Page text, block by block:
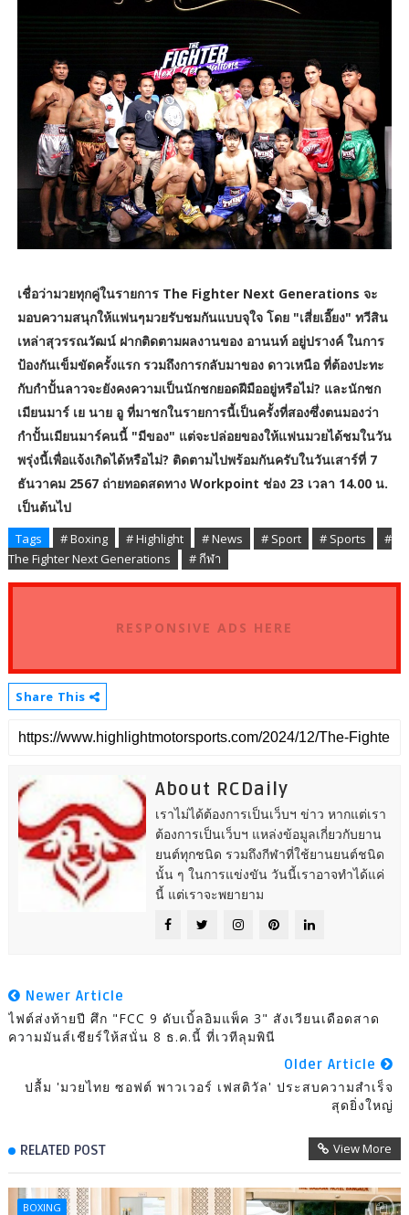
เชื่อว่ามวยทุกคู่ในรายการ The Fighter Next Generations จะ
มอบความสนุกให้แฟนๆมวยรับชมกันแบบจุใจ โดย "เสี่ยเอี๊ยง" ทวีสิน
เหล่าสุวรรณวัฒน์ ฝากติดตามผลงานของ อานนท์ อยู่ปรางค์ ในการ
ป้องกันเข็มขัดครั้งแรก รวมถึงการกลับมาของ ดาวเหนือ ที่ต้องปะทะ
กับกำปั้นลาวจะยังคงความเป็นนักชกยอดฝีมืออยู่หรือไม่? และนักชก
เมียนมาร์ เย นาย อู ที่มาชกในรายการนี้เป็นครั้งที่สองซึ่งตนมองว่า
กำปั้นเมียนมาร์คนนี้ "มีของ" แต่จะปล่อยของให้แฟนมวยได้ชมในวัน
พรุ่งนี้เพื่อแจ้งเกิดได้หรือไม่? ติดตามไปพร้อมกันครับในวันเสาร์ที่ 7
ธันวาคม 2567 ถ่ายทอดสดทาง Workpoint ช่อง 23 เวลา 14.00 น.
เป็นต้นไป
Tags # Boxing # Highlight # News # Sport # Sports
#
The Fighter Next Generations
# กีฬา
RESPONSIVE ADS HERE
Share This
About RCDaily
เราไม่ได้ต้องการเป็นเว็บฯ ข่าว หากแต่เรา
ต้องการเป็นเว็บฯ แหล่งข้อมูลเกี่ยวกับยาน
ยนต์ทุกชนิด รวมถึงกีฬาที่ใช้ยานยนต์ชนิด
นั้น ๆ ในการแข่งขัน วันนี้เราอาจทำได้แค่
นี้ แต่เราจะพยายาม
Newer Article
ไฟต์ส่งท้ายปี ศึก "FCC 9 ดับเบิ้ลอิมแพ็ค 3" สังเวียนเดือดสาด
ความมันส์เชียร์ให้สนั่น 8 ธ.ค.นี้ ที่เวทีลุมพินี
Older Article
ปลื้ม 'มวยไทย ซอฟต์ พาวเวอร์ เฟสติวัล' ประสบความสำเร็จ
สุดยิ่งใหญ่
RELATED POST View More
BOXING